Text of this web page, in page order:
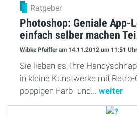
Ratgeber
Photoshop: Geniale App-
einfach selber machen
Wibke Pfeifferam 14.11.2012 um 11:51 Uhr
Sie lieben es, Ihre
in kleine Kunstwerke mit
poppigen Farb- und... weiter